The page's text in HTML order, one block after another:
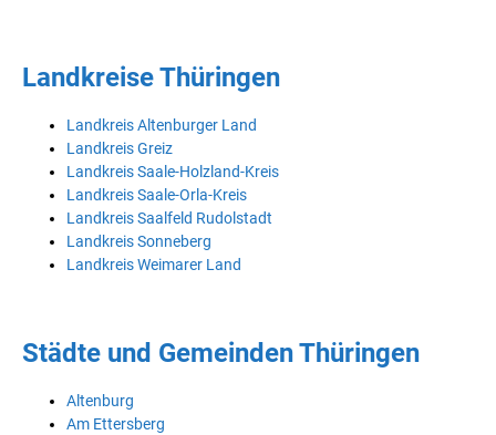
Landkreise Thüringen
Landkreis Altenburger Land
Landkreis Greiz
Landkreis Saale-Holzland-Kreis
Landkreis Saale-Orla-Kreis
Landkreis Saalfeld Rudolstadt
Landkreis Sonneberg
Landkreis Weimarer Land
Städte und Gemeinden Thüringen
Altenburg
Am Ettersberg